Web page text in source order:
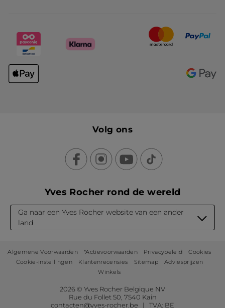
Volg ons
Yves Rocher rond de wereld
Ga naar een Yves Rocher website van een ander
land
Algemene Voorwaarden *Actievoorwaarden Privacybeleid
Cookies
Cookie-instellingen
Klantenrecensies Sitemap
Adviesprijzen
Winkels
2026 © Yves Rocher Belgique NV
Rue du Follet 50, 7540 Kain
contacten@yves-rocher.be | TVA: BE